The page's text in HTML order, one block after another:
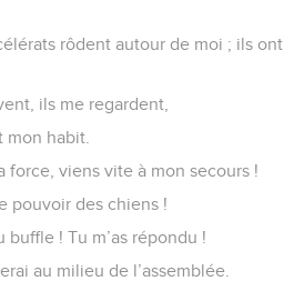
rôdent autour de moi ; ils
ils me regardent,
mon habit.
force, viens vite à mon secours !
pouvoir des chiens !
! Tu m’as répondu !
au milieu de l’assemblée.